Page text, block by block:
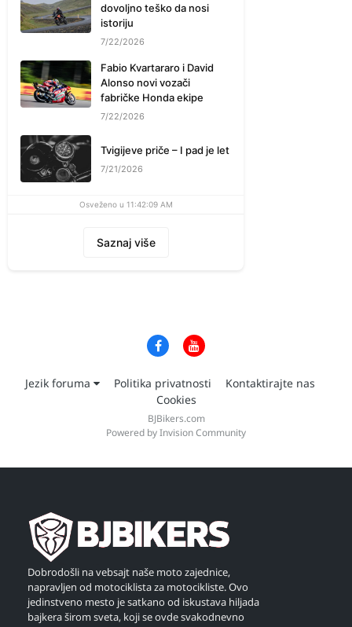
dovoljno teško da nosi
istoriju
7/22/2026
Fabio Kvartararo i David
Alonso novi vozači
fabričke Honda ekipe
7/22/2026
Tvigijeve priče – I pad je let
7/21/2026
Osveženo u 11:42:09 AM
Saznaj više
Jezik foruma Politika privatnosti
Kontaktirajte nas
Cookies
BJBikers.com
Powered by Invision Community
Dobrodošli na vebsajt naše moto zajednice,
napravljen od motociklista za motocikliste. Ovo
jedinstveno mesto je satkano od iskustava hiljada
bajkera širom sveta, koji se ovde svakodnevno